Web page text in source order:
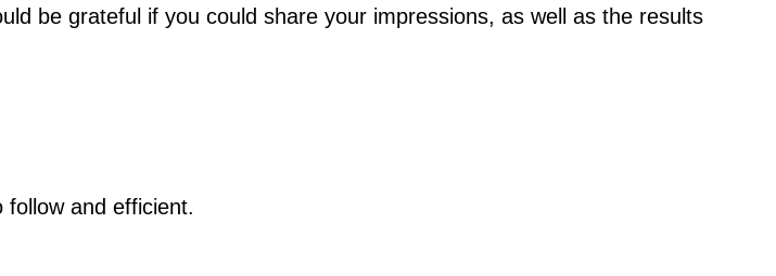
be grateful if you could share your impressions, as well as the results
and efficient.